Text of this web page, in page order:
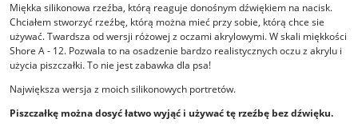
Miękka silikonowa rzeźba, którą reaguje donośnym dźwiękiem na nacisk.
Chciałem stworzyć rzeźbę, którą można mieć przy sobie, którą chce sie
używać. Twardsza od wersji różowej z oczami akrylowymi. W skali miękkości
Shore A - 12. Pozwala to na osadzenie bardzo realistycznych oczu z akrylu i
użycia piszczałki. To nie jest zabawka dla psa!
Największa wersja z moich silikonowych portretów.
Piszczałkę można dosyć łatwo wyjąć i używać tę rzeźbę bez dźwięku.